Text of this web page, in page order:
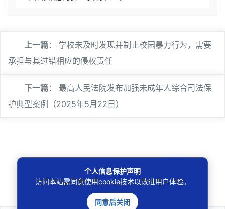
上一篇： 学校未及时发现并制止校园暴力行为，需要
承担与其过错相应的侵权责任
下一篇： 最高人民法院发布加强未成年人综合司法保
护典型案例（2025年5月22日）
个人信息保护声明
访问本站需同意使用cookie技术以改进用户体验。
同意后关闭